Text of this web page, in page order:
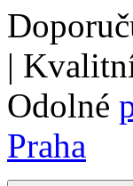
|
Odolné
Praha